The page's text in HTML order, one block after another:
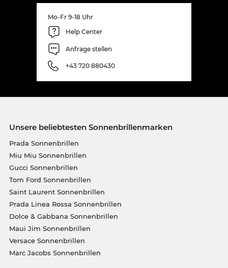
Mo-Fr 9-18 Uhr
Help Center
Anfrage stellen
+43 720 880430
Unsere beliebtesten Sonnenbrillenmarken
Prada Sonnenbrillen
Miu Miu Sonnenbrillen
Gucci Sonnenbrillen
Tom Ford Sonnenbrillen
Saint Laurent Sonnenbrillen
Prada Linea Rossa Sonnenbrillen
Dolce & Gabbana Sonnenbrillen
Maui Jim Sonnenbrillen
Versace Sonnenbrillen
Marc Jacobs Sonnenbrillen